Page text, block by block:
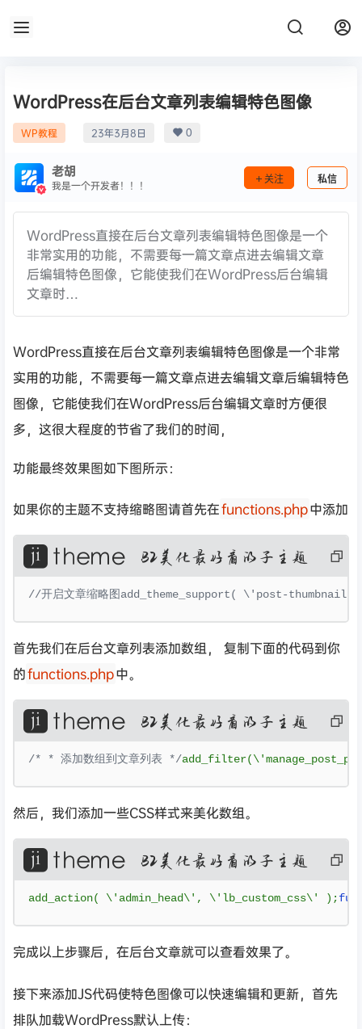
WordPress在后台文章列表编辑特色图像
WP教程 23年3月8日 0
老胡
我是一个开发者！！！ 关注 私信
WordPress直接在后台文章列表编辑特色图像是一个
非常实用的功能，不需要每一篇文章点进去编辑文章
后编辑特色图像，它能使我们在WordPress后台编辑
文章时…
WordPress直接在后台文章列表编辑特色图像是一个非常
实用的功能，不需要每一篇文章点进去编辑文章后编辑特色
图像，它能使我们在WordPress后台编辑文章时方便很
多，这很大程度的节省了我们的时间，
功能最终效果图如下图所示：
如果你的主题不支持缩略图请首先在functions.php中添加
码
//开启文章缩略图add_theme_support( \'post-
首先我们在后台文章列表添加数组， 复制下面的代码到你
的functions.php中。
码
/* * 添加数组到文章列表 */add_filter(
然后，我们添加一些CSS样式来美化数组。
码
add_action( \'admin_head\' , \'lb_custom_css\' );
完成以上步骤后，在后台文章就可以查看效果了。
接下来添加JS代码使特色图像可以快速编辑和更新，首先
排队加载WordPress默认上传：